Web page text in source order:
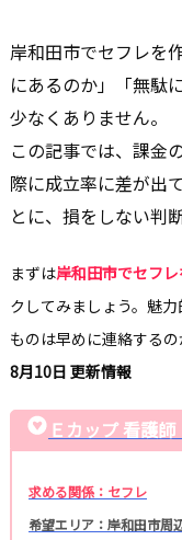
岸和田市でセフレを
にあるのか」「無駄
少なくありません。
この記事では、課金
際に成立率に差が出
とに、損をしない判
まずは岸和田市でセフ
クしてみましょう。魅
ものは早めに連絡するの
8月10日 更新情報
Ｅカップ 看護師
求める関係：セフレ
希望エリア：岸和田市周